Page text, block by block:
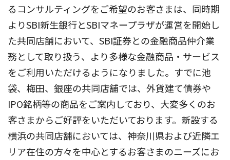
るコンサルティングをご希望のお客さまは、同時期
よりSBI新生銀行とSBIマネープラザが運営を開始し
た共同店舗において、SBI証券との金融商品仲介業
務として取り扱う、より多様な金融商品・サービス
をご利用いただけるようになりました。すでに池
袋、梅田、銀座の共同店舗では、外貨建て債券や
IPO銘柄等の商品をご案内しており、大変多くのお
客さまからご好評をいただいております。新設する
横浜の共同店舗においては、神奈川県および近隣エ
リア在住の方々を中心とするお客さまのニーズにお